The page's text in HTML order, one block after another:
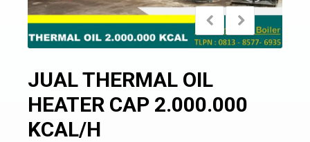
JUAL THERMAL OIL
HEATER CAP 2.000.000
KCAL/H